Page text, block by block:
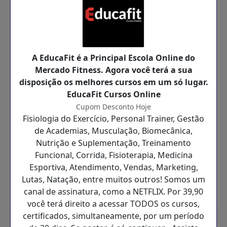
A EducaFit é a Principal Escola Online do
Mercado Fitness. Agora você terá a sua
disposição os melhores cursos em um só lugar.
EducaFit Cursos Online
Cupom Desconto Hoje
Fisiologia do Exercício, Personal Trainer, Gestão
de Academias, Musculação, Biomecânica,
Nutrição e Suplementação, Treinamento
Funcional, Corrida, Fisioterapia, Medicina
Esportiva, Atendimento, Vendas, Marketing,
Lutas, Natação, entre muitos outros! Somos um
canal de assinatura, como a NETFLIX. Por 39,90
você terá direito a acessar TODOS os cursos,
certificados, simultaneamente, por um período
botão azul com a informação:
ser Redirecionado para o site da loja EducaFit
Cursos Online
No site da loja EducaFit Cursos Online você
pode fazer suas compras normalmente e
aplicar o código no final da compra.
O Desconto será aplicado na mesma hora e
você vai economizar muito :)